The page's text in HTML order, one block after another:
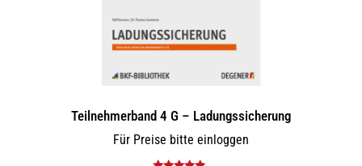
Teilnehmerband 4 G – Ladungssicherung
Für Preise bitte einloggen